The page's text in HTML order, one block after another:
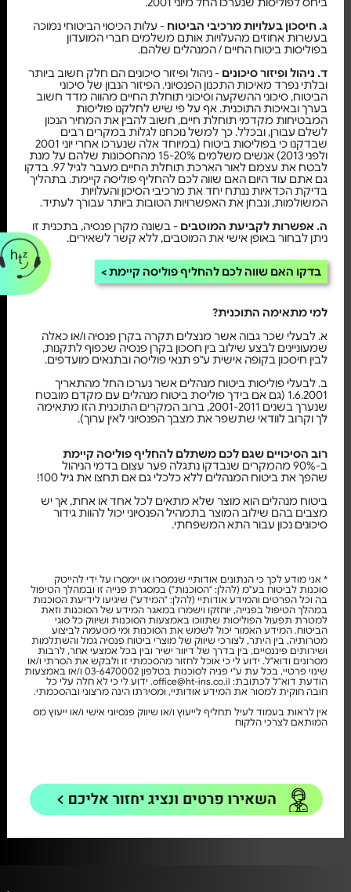
ג. חיסכון בעלויות מרכיבי הביטוח - עלות הכיסוי הביטוחי נמוכה
בעשרות אחוזים מהעלויות אותם משלמים חברי המועדון
בפוליסות ביטוח החיים / המנהלים שלהם.
ד. ניהול ופיזור סיכונים - ניהול ופיזור סיכונים הם חלק חשוב ביותר
ובלתי נפרד מאיכות התכנון הפנסיוני. הפיזור הנבון של סיכוני
הביטוח, סיכוני ההשקעה וסיכוני תוחלת החיים מהווה מדד חשוב
בערך ובאיכות התוכנית. אף על פי שיש לחלקנו פוליסות
המבטיחות מקדמי תוחלת חיים, חשוב להבין את המחיר הנכון
לשלם עבורן, ובכלל. כך למשל נוכחנו לגלות במקרים רבים
שבדקנו כי בפוליסות ביטוח (במיוחד אלה שנערכו אחרי יוני 2001
ולפני 2013) אנשים משלמים 15-20% מהחסכונות שלהם על מנת
לבטח את עצמם לאור הארכת תוחלת החיים מעבר לגיל 97. בדקו
גם אתם עוד היום האם שווה לכם להחליף פוליסה קיימת. בתהליך
בדיקת הכדאיות ננתח יחד את מרכיבי הסיכון והעלויות
המשולמות, ונבחן את האפשרויות הטובות ביותר עבורך לעתיד.
ה. אפשרות לקביעת המוטבים - בשונה מקרן פנסיה, בתכנית זו
ניתן לבחור באופן אישי את המוטבים, ללא קשר לשאירים.
בדקו האם שווה לכם להחליף פוליסה קיימת
למי מתאימה התוכנית?
א. לבעלי שכר גבוה אשר מנצלים תקרה בקרן פנסיה ו/או כאלה
שמעוניינים לבצע שילוב בין חסכון בקרן פנסיה שכפוף לתקנות,
לבין חיסכון בקופה אישית ע"פ תנאי פוליסה ובתנאים מועדפים.
ב. לבעלי פוליסות ביטוח מנהלים אשר נערכו החל מהתאריך
1.6.2001 (גם אם בידך פוליסת ביטוח מנהלים עם מקדם מובטח
שנערך בשנים 2001-2011, ברוב המקרים התוכנית הזו מתאימה
לך וקרוב לוודאי שתשפר את מצבך הפנסיוני לאין ערוך).
רוב הסיכויים שגם לכם משתלם להחליף פוליסה קיימת
ב-90% מהמקרים שנבדקו נתגלה פער עצום בדמי הניהול
שהפך את ביטוח המנהלים ללא כלכלי גם אם תחצו את גיל 100!
ביטוח מנהלים הוא מוצר שלא מתאים לכל אחד או אחת, אך יש
מצבים בהם שילוב המוצר בתמהיל הפנסיוני יכול להוות גידור
סיכונים נכון עבור התא המשפחתי.
* אני מודע לכך כי הנתונים אודותיי שנמסרו או יימסרו על ידי להייטק
סוכנות לביטוח בע"מ (להלן: "הסוכנות") במסגרת פנייה זו ובמהלך הטיפול
בה וכל הפרטים והמידע אודותיי (להלן: "המידע") שיגיעו לידיעת הסוכנות
במהלך הטיפול בפנייה, יוחזקו וישמרו במאגר המידע של הסוכנות וזאת
למטרת תפעול הפוליסות שתווכו באמצעות הסוכנות ושיווק כל סוגי
הביטוח. המידע האמור יכול לשמש את הסוכנות ומי מטעמה לביצוע
מטרותיה, בין היתר, לצורכי שיווק של מוצרי ביטוח פנסיה גמל והשתלמות
ושירותים פיננסיים, בין בדרך של דיוור ישיר ובין בכל אמצעי אחר, לרבות
מסרונים ודוא"ל. ידוע לי כי אוכל לחזור מהסכמתי זו ולבקש את הסרתי ו/או
שינוי פרטיי, בכל עת ע"י פניה לסוכנות בטלפון 03-6470002 ו/או באמצעות
הודעת דוא"ל לכתובת: office@ht-ins.co.il. ידוע לי כי לא חלה עלי כל
חובה חוקית למסור את המידע אודותיי, ומסירתו הינה מרצוני ובהסכמתי.
אין לראות בעמוד לעיל תחליף לייעוץ ו/או שיווק פנסיוני אישי ו/או ייעוץ מס
המותאם לצרכי הלקוח